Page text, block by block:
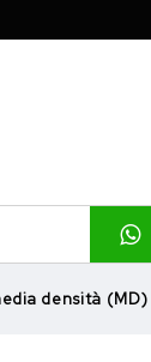
densità (MD)